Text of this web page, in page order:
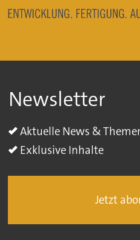
Newsletter
Aktuelle News &
Exklusive Inhalte
Jetzt